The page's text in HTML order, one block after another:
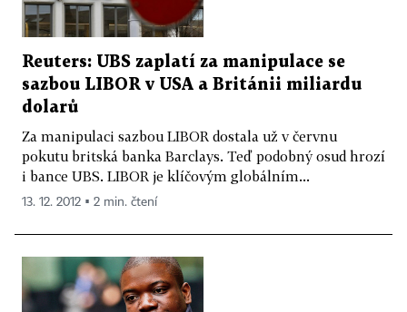
Reuters: UBS zaplatí za manipulace se
sazbou LIBOR v USA a Británii miliardu
dolarů
Za manipulaci sazbou LIBOR dostala už v červnu
pokutu britská banka Barclays. Teď podobný osud hrozí
i bance UBS. LIBOR je klíčovým globálním...
13. 12. 2012 ▪ 2 min. čtení